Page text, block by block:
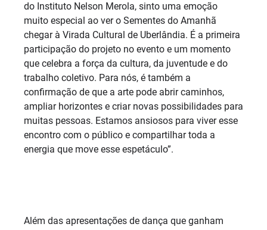
do Instituto Nelson Merola, sinto uma emoção
muito especial ao ver o Sementes do Amanhã
chegar à Virada Cultural de Uberlândia. É a primeira
participação do projeto no evento e um momento
que celebra a força da cultura, da juventude e do
trabalho coletivo. Para nós, é também a
confirmação de que a arte pode abrir caminhos,
ampliar horizontes e criar novas possibilidades para
muitas pessoas. Estamos ansiosos para viver esse
encontro com o público e compartilhar toda a
energia que move esse espetáculo”.
Além das apresentações de dança que ganham